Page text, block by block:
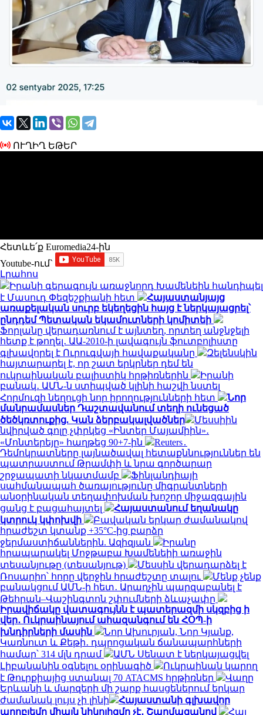
ՈՒՂԻՂ ԵԹԵՐ
Հետևե՛ք Euromedia24-ին
Youtube-ում`
Լրահոս
Իրանի գերագույն առաջնորդ Խամենեին հանդիպել
է Մասուդ Փեզեշքիանի հետ
Հայաստանյայց
առաքելական սուրբ եկեղեցին հայց է ներկայացրել՝
ընդդեմ Պետական եկամուտների կոմիտեի
Ֆորլանը վերադառնում է այնտեղ, որտեղ անջնջելի
հետք է թողել․ ԱԱ-2010-ի լավագույն ֆուտբոլիստը
գլխավորել է Ուրուգվայի հավաքականը
Զելենսկին
հայտարարել է, որ շատ երկրներ դեմ են
ուկրաինական բալիստիկ հրթիռներին
Իրանի
բանակ․ ԱՄՆ-ն ստիպված կլինի հաշվի նստել
Հորմուզի նեղուցի նոր իրողությունների հետ
Նոր
մանրամասներ Դաշտավանում տեղի ունեցած
ծեծկռտուքից. Կան ձերբակալվածներ
Մեսսիին
նվիրված գոլը չփրկեց «Ինտեր Մայամիին»․
«Մոնտերեյը» հաղթեց 90+7-ին
Reuters․
Դեմոկրատները լայնածավալ հետաքննություններ են
պատրաստում Թրամփի և նրա գործարար
շրջապատի նկատմամբ
Ֆինլանդիայի
սահմանապահ ծառայությունը միգրանտների
անօրինական տեղափոխման խոշոր միջազգային
ցանց է բացահայտել
Հայաստանում եղանակը
կտրուկ կփոխվի
Բավական երկար ժամանակով
հրաժեշտ կտանք +35°C-ից բարձր
ջերմաստիճաններին. Ազիզյան
Իրանը
հրապարակել Մոջթաբա Խամենեիի առաջին
տեսանյութը (տեսանյութ)
Մեսսին վերադարձել է
Ռոսարիո՝ հորը վերջին հրաժեշտը տալու
Մենք չենք
բանակցում ԱՄՆ-ի հետ․ Արաղչին պարզաբանել է
Թեհրան–Վաշինգտոն շփումների ձևաչափը
Իրավիճակը վատագույնն է պատերազմի սկզբից ի
վեր․ Ուկրաինայում ահազանգում են ՀՕՊ-ի
խնդիրների մասին
Նոր Ախուրյան, Նոր Կյանք,
Կառնուտ և Քեթի․ դպրոցական ճանապարհների
համար՝ 314 մլն դրամ
ԱՄՆ Սենատ է ներկայացվել
Լիբանանին օգնելու օրինագիծ
Ուկրաինան կարող
է Թուրքիայից ստանալ 70 ATACMS հրթիռներ
Վաղը
Երևանի և մարզերի մի շարք հասցեներում երկար
ժամանակ լույս չի լինի
Հայաստանի գլխավոր
պրոբլեմը միայն նիկոլիզմը չէ․ Շարմազանով
Հայ